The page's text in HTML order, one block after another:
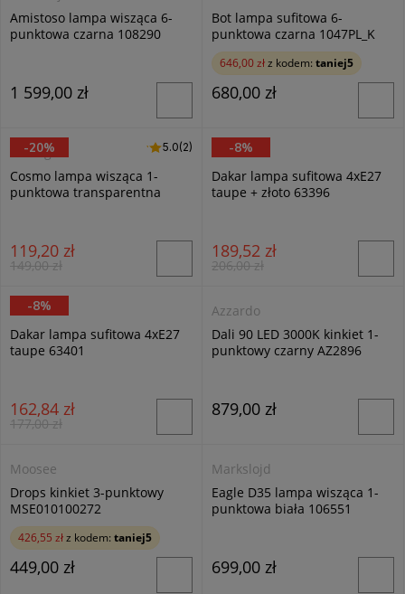
Amistoso lampa wisząca 6-
punktowa czarna 108290
1 599,00 zł
Bot lampa sufitowa 6-
punktowa czarna 1047PL_K
646,00 złz kodem: taniej5
680,00 zł
Emibig
Cosmo lampa wisząca 1-
punktowa transparentna
5.0 (2)
5.0(2)
119,20 zł
149,00 zł
-20%
Alfa
Dakar lampa sufitowa 4xE27
taupe + złoto 63396
189,52 zł
206,00 zł
-8%
Alfa
Dakar lampa sufitowa 4xE27
taupe 63401
162,84 zł
177,00 zł
-8%
Azzardo
Dali 90 LED 3000K kinkiet 1-
punktowy czarny AZ2896
879,00 zł
Moosee
Drops kinkiet 3-punktowy
MSE010100272
426,55 złz kodem: taniej5
449,00 zł
Markslojd
Eagle D35 lampa wisząca 1-
punktowa biała 106551
699,00 zł